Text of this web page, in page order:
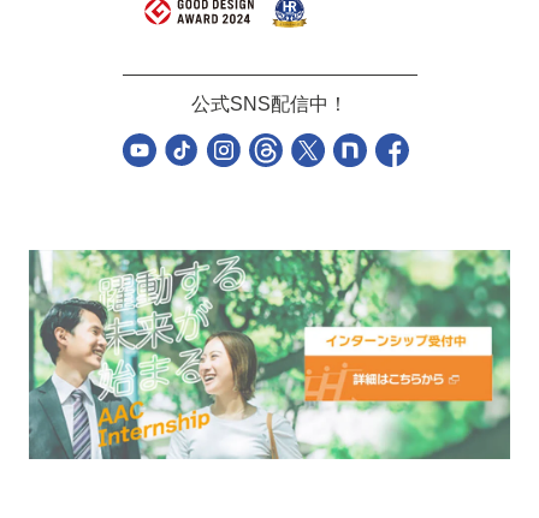
公式SNS配信中！